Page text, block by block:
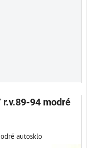
r.v.89-94 modré
autosklo